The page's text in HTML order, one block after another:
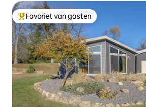
Topfavoriet van gasten
Favoriet van gasten